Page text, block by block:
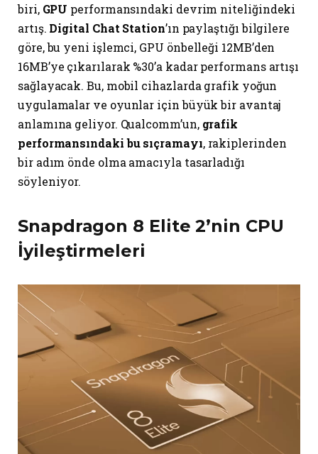
biri, GPU performansındaki devrim niteliğindeki
artış. Digital Chat Station’ın paylaştığı bilgilere
göre, bu yeni işlemci, GPU önbelleği 12MB’den
16MB’ye çıkarılarak %30’a kadar performans artışı
sağlayacak. Bu, mobil cihazlarda grafik yoğun
uygulamalar ve oyunlar için büyük bir avantaj
anlamına geliyor. Qualcomm’un, grafik
performansındaki bu sıçramayı, rakiplerinden
bir adım önde olma amacıyla tasarladığı
söyleniyor.
Snapdragon 8 Elite 2’nin CPU
İyileştirmeleri